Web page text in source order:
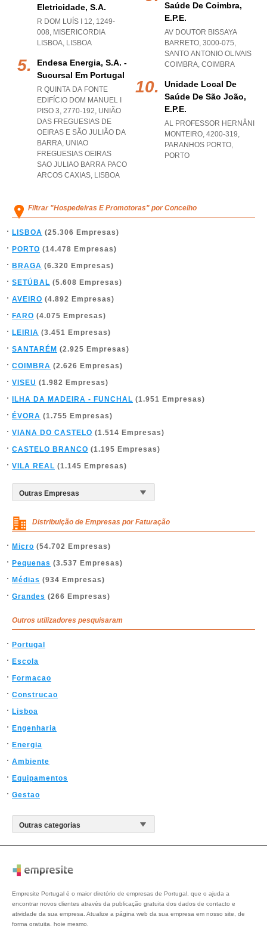
Eletricidade, S.a.
R DOM LUÍS I 12, 1249-
008, MISERICORDIA
LISBOA, LISBOA
Endesa Energia, S.a. -
Sucursal Em Portugal
R QUINTA DA FONTE
EDIFÍCIO DOM MANUEL I
PISO 3, 2770-192, UNIÃO
DAS FREGUESIAS DE
OEIRAS E SÃO JULIÃO DA
BARRA, UNIAO
FREGUESIAS OEIRAS
SAO JULIAO BARRA PACO
ARCOS CAXIAS, LISBOA
Saúde De Coimbra,
E.p.e.
AV DOUTOR BISSAYA
BARRETO, 3000-075,
SANTO ANTONIO OLIVAIS
COIMBRA, COIMBRA
Unidade Local De
Saúde De São João,
E.p.e.
AL PROFESSOR HERNÂNI
MONTEIRO, 4200-319,
PARANHOS PORTO,
PORTO
Filtrar "Hospedeiras E Promotoras" por Concelho
LISBOA (25.306 Empresas)
PORTO (14.478 Empresas)
BRAGA (6.320 Empresas)
SETÚBAL (5.608 Empresas)
AVEIRO (4.892 Empresas)
FARO (4.075 Empresas)
LEIRIA (3.451 Empresas)
SANTARÉM (2.925 Empresas)
COIMBRA (2.626 Empresas)
VISEU (1.982 Empresas)
ILHA DA MADEIRA - FUNCHAL (1.951 Empresas)
ÉVORA (1.755 Empresas)
VIANA DO CASTELO (1.514 Empresas)
CASTELO BRANCO (1.195 Empresas)
VILA REAL (1.145 Empresas)
Distribuição de Empresas por Faturação
Micro (54.702 Empresas)
Pequenas (3.537 Empresas)
Médias (934 Empresas)
Grandes (266 Empresas)
Outros utilizadores pesquisaram
Portugal
Escola
Formacao
Construcao
Lisboa
Engenharia
Energia
Ambiente
Equipamentos
Gestao
Empresite Portugal é o maior diretório de empresas de Portugal, que o ajuda a
encontrar novos clientes através da publicação gratuita dos dados de contacto e
atividade da sua empresa. Atualize a página web da sua empresa em nosso site, de
forma gratuita, hoje mesmo.